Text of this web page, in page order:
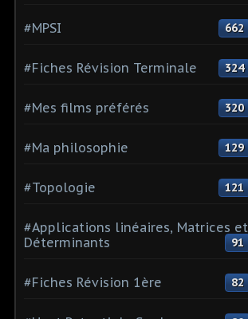
#MPSI 662
#Fiches Révision Terminale 324
#Mes films préférés 320
#Ma philosophie 129
#Topologie 121
#Applications linéaires, Matrices et
Déterminants
91
#Fiches Révision 1ère 82